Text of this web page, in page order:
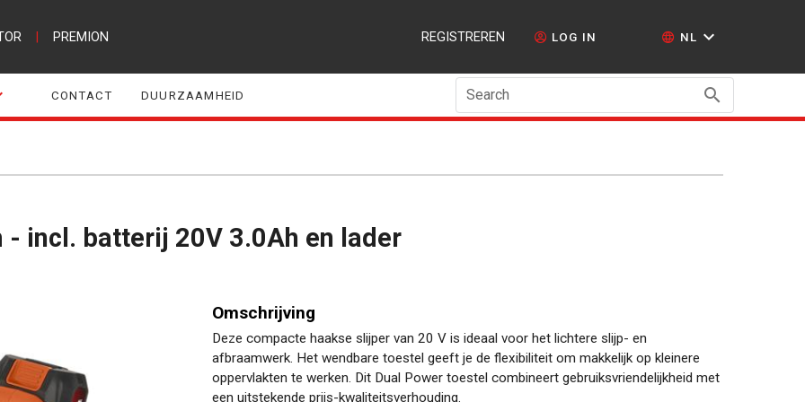
PREMION REGISTREREN LOG IN NL
CONTACT DUURZAAMHEID Search
- incl. batterij 20V 3.0Ah en lader
Omschrijving
Deze compacte haakse slijper van 20 V is ideaal voor het lichtere slijp- en
afbraamwerk. Het wendbare toestel geeft je de flexibiliteit om makkelijk op kleinere
oppervlakten te werken. Dit Dual Power toestel combineert gebruiksvriendelijkheid met
een uitstekende prijs-kwaliteitsverhouding.